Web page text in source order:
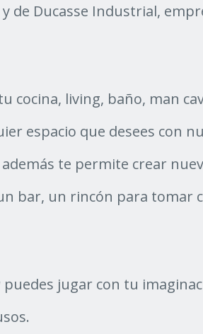
de Ducasse Industrial,
cocina, living, baño, man
espacio que desees con
te permite crear
bar, un rincón para tomar
puedes jugar con tu